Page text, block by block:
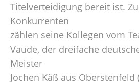
Titelverteidigung bereit ist.
Konkurrenten
zählen seine Kollegen vom
Vaude, der dreifache
Meister
Jochen Käß aus Oberstenfeld